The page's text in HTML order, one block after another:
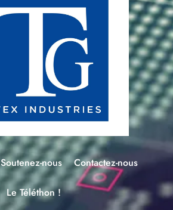
Soutenez-nous Contactez-nous
Le Téléthon !